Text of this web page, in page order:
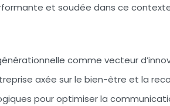
et soudée dans ce
comme vecteur
axée sur le bien-être et la
pour optimiser la